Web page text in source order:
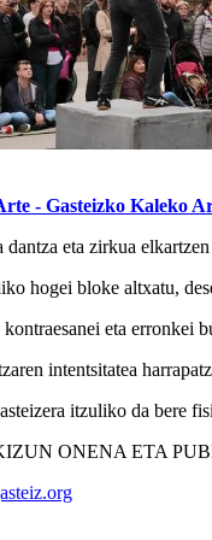
- Gasteizko Kaleko
dantza eta zirkua
hogei bloke altxatu,
eta erronkei
intentsitatea
itzuliko da bere
ONENA ETA